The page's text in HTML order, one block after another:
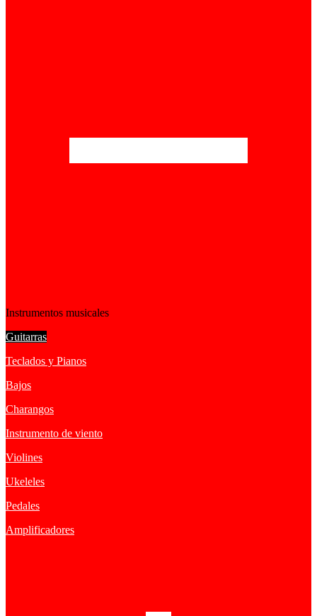
Instrumentos musicales
Guitarras
Teclados y Pianos
Bajos
Charangos
Instrumento de viento
Violines
Ukeleles
Pedales
Amplificadores